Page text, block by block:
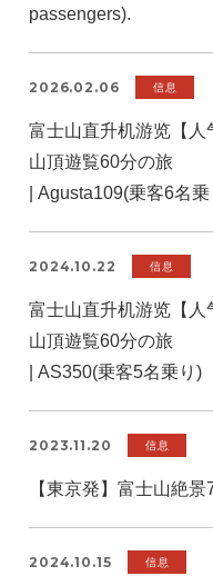
passengers).
2026.02.06 信息
富士山直升机游览【人
山頂遊覧60分の旅
| Agusta109(乗客6名
2024.10.22 信息
富士山直升机游览【人
山頂遊覧60分の旅
| AS350(乗客5名乗り)
2023.11.20 信息
【東京発】富士山絶
2024.10.15 信息